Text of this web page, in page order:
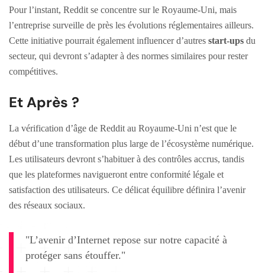
Pour l’instant, Reddit se concentre sur le Royaume-Uni, mais
l’entreprise surveille de près les évolutions réglementaires ailleurs.
Cette initiative pourrait également influencer d’autres start-ups du
secteur, qui devront s’adapter à des normes similaires pour rester
compétitives.
Et Après ?
La vérification d’âge de Reddit au Royaume-Uni n’est que le
début d’une transformation plus large de l’écosystème numérique.
Les utilisateurs devront s’habituer à des contrôles accrus, tandis
que les plateformes navigueront entre conformité légale et
satisfaction des utilisateurs. Ce délicat équilibre définira l’avenir
des réseaux sociaux.
"L’avenir d’Internet repose sur notre capacité à
protéger sans étouffer."